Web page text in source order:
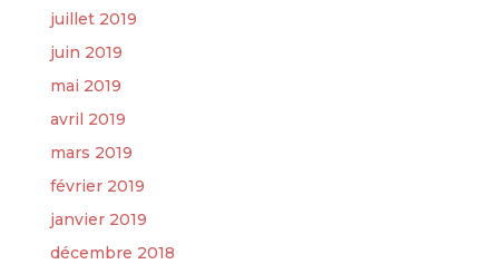
juillet 2019
juin 2019
mai 2019
avril 2019
mars 2019
février 2019
janvier 2019
décembre 2018